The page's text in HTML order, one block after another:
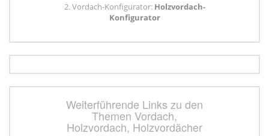
2. Vordach-Konfigurator: Holzvordach-
Konfigurator
Weiterführende Links zu den
Themen Vordach,
Holzvordach, Holzvordächer